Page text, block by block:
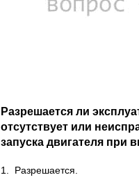
Разрешается ли
отсутствует или
запуска двигателя при
1. Разрешается.